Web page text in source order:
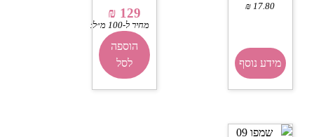
₪17.80
מידע נוסף
₪ 129
מחיר ל-100 מ״ל:
86
הוספה
לסל